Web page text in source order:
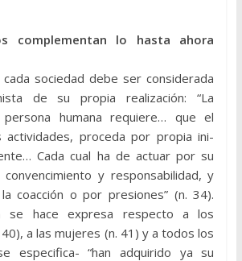
complementan lo hasta ahora
sociedad debe ser considerada
de su propia realización: “La
humana requiere… que el
actividades, proceda por propia ini­
Cada cual ha de actuar por su
y responsabilidad, y
coacción o por presiones” (n. 34).
se hace expresa respecto a los
a las mujeres (n. 41) y a todos los
especifica- “han adquirido ya su